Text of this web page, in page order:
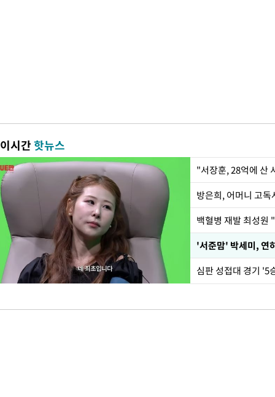
이시간핫뉴스
"서장훈, 28억에 산
방은희, 어머니 고
백혈병 재발 최성원
'서준맘' 박세미, 연